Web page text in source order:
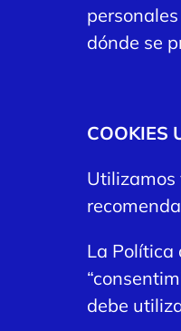
dónde se
COOKIES
Utilizamos
La Política
debe